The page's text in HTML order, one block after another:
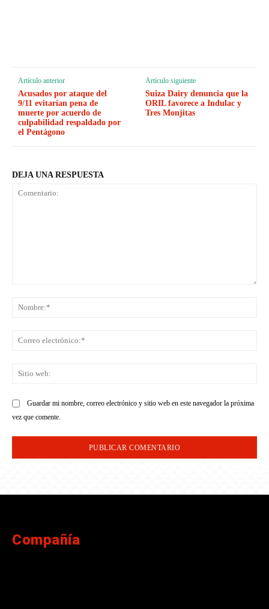
Artículo anterior
Acusados por ataque del
9/11 evitarían pena de
muerte por acuerdo de
culpabilidad respaldado por
el Pentágono
Artículo siguiente
Suiza Dairy denuncia que la
ORIL favorece a Indulac y
Tres Monjitas
DEJA UNA RESPUESTA
Guardar mi nombre, correo electrónico y sitio web en este navegador la próxima
vez que comente.
Compañía